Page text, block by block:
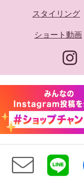
スタイリング
ショート動画